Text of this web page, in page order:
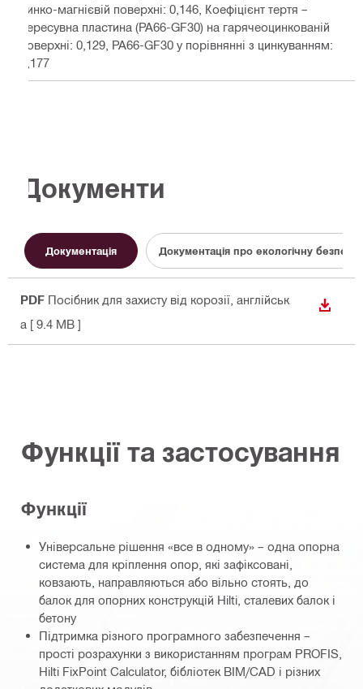
цинко-магнієвій поверхні: 0,146, Коефіцієнт тертя –
пересувна пластина (PA66-GF30) на гарячеоцинкованій
поверхні: 0,129, PA66-GF30 у порівнянні з цинкуванням:
0,177
Документи
Документація Документація про екологічну безпеку
PDF Посібник для захисту від корозії , англійськ
а [ 9.4 MB ]
Функції та застосування
Функції
Універсальне рішення «все в одному» – одна опорна
система для кріплення опор, які зафіксовані,
ковзають, направляються або вільно стоять, до
балок для опорних конструкцій Hilti, сталевих балок і
бетону
Підтримка різного програмного забезпечення –
прості розрахунки з використанням програм PROFIS,
Hilti FixPoint Calculator, бібліотек BIM/CAD і різних